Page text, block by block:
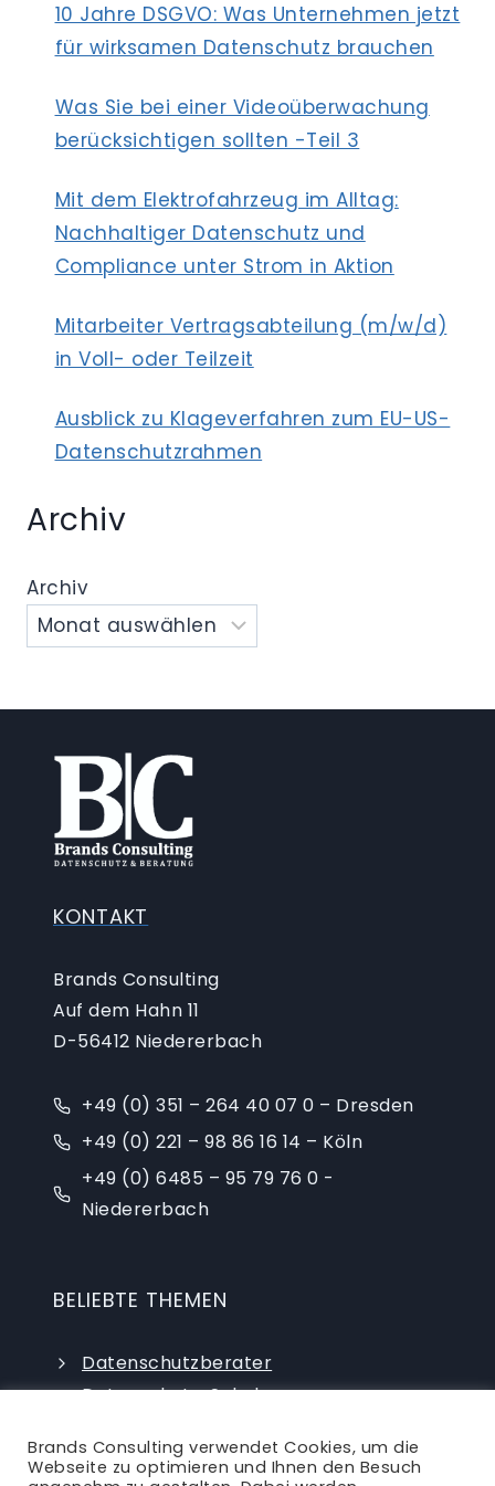
10 Jahre DSGVO: Was Unternehmen jetzt
für wirksamen Datenschutz brauchen
Was Sie bei einer Videoüberwachung
berücksichtigen sollten -Teil 3
Mit dem Elektrofahrzeug im Alltag:
Nachhaltiger Datenschutz und
Compliance unter Strom in Aktion
Mitarbeiter Vertragsabteilung (m/w/d)
in Voll- oder Teilzeit
Ausblick zu Klageverfahren zum EU-US-
Datenschutzrahmen
Archiv
Archiv
KONTAKT
Brands Consulting
Auf dem Hahn 11
D-56412 Niedererbach
+49 (0) 351 – 264 40 07 0 – Dresden
+49 (0) 221 – 98 86 16 14 – Köln
+49 (0) 6485 – 95 79 76 0 -
Niedererbach
BELIEBTE THEMEN
Datenschutzberater
Datenschutz-Schulungen
externer Datenschutzbeauftragter
Brands Consulting verwendet Cookies, um die
Webseite zu optimieren und Ihnen den Besuch